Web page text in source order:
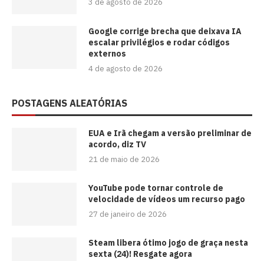
3 de agosto de 2026
Google corrige brecha que deixava IA
escalar privilégios e rodar códigos
externos
4 de agosto de 2026
POSTAGENS ALEATÓRIAS
EUA e Irã chegam a versão preliminar de
acordo, diz TV
21 de maio de 2026
YouTube pode tornar controle de
velocidade de vídeos um recurso pago
27 de janeiro de 2026
Steam libera ótimo jogo de graça nesta
sexta (24)! Resgate agora